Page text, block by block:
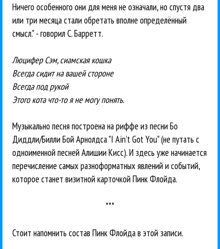
Ничего особенного они для меня не означали, но спустя два
или три месяца стали обретать вполне определённый
смысл." - говорил С. Барретт.
Люцифер Сэм, сиамская кошка
Всегда сидит на вашей стороне
Всегда под рукой
Этого кота что-то я не могу понять.
Музыкально песня построена на риффе из песни Бо
Диддли/Билли Бой Арнолдса "I Ain't Got You" (не путать с
одноименной песней Алишии Кисс). И здесь уже начинается
перечисление самых разноформатных явлений и событий,
которое станет визитной карточкой Пинк Флойда.
***
Стоит напомнить состав Пинк Флойда в этой записи.